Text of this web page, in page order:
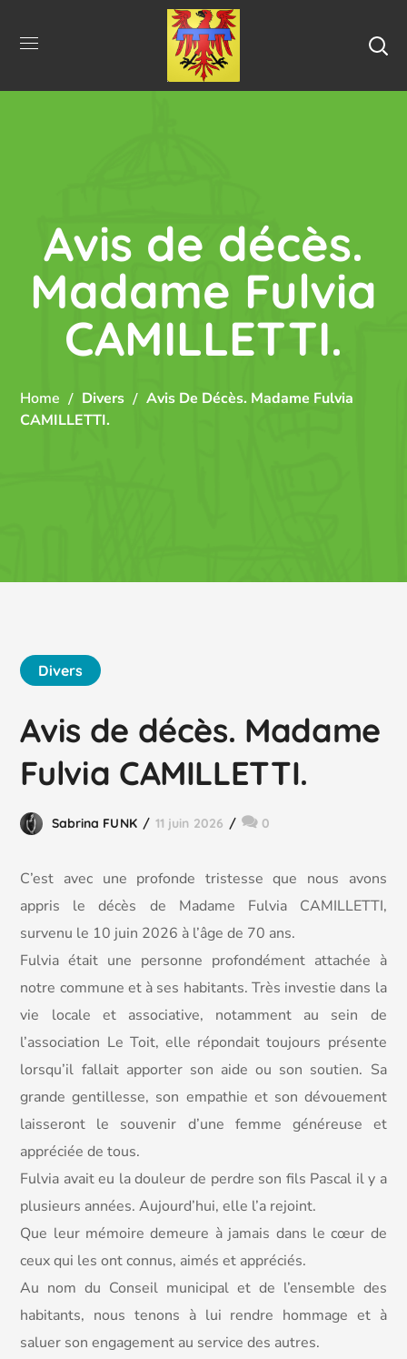
Avis de décès.
Madame Fulvia
CAMILLETTI.
Home Divers
Avis De Décès. Madame Fulvia
CAMILLETTI.
Divers
Avis de décès. Madame
Fulvia CAMILLETTI.
Sabrina FUNK 11 juin 2026 0
C’est avec une profonde tristesse que nous avons
appris le décès de Madame Fulvia CAMILLETTI,
survenu le 10 juin 2026 à l’âge de 70 ans.
Fulvia était une personne profondément attachée à
notre commune et à ses habitants. Très investie dans la
vie locale et associative, notamment au sein de
l’association Le Toit, elle répondait toujours présente
lorsqu’il fallait apporter son aide ou son soutien. Sa
grande gentillesse, son empathie et son dévouement
laisseront le souvenir d’une femme généreuse et
appréciée de tous.
Fulvia avait eu la douleur de perdre son fils Pascal il y a
plusieurs années. Aujourd’hui, elle l’a rejoint.
Que leur mémoire demeure à jamais dans le cœur de
ceux qui les ont connus, aimés et appréciés.
Au nom du Conseil municipal et de l’ensemble des
habitants, nous tenons à lui rendre hommage et à
saluer son engagement au service des autres.